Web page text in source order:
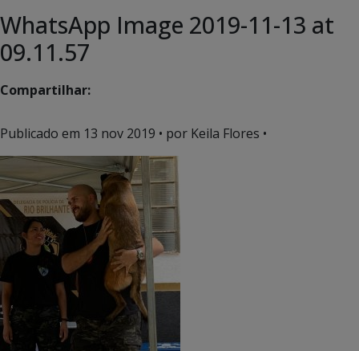
WhatsApp Image 2019-11-13 at
09.11.57
Compartilhar:
Publicado em 13 nov 2019 • por Keila Flores •